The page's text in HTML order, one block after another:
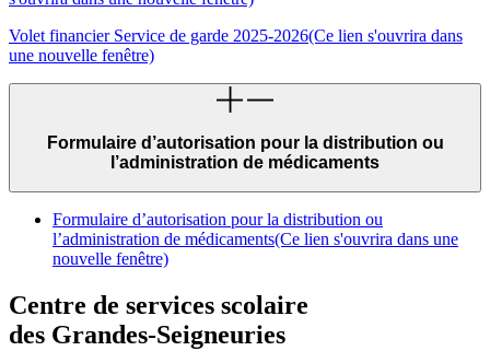
Volet financier Service de garde 2025-2026(Ce lien s'ouvrira dans
une nouvelle fenêtre)
Formulaire d’autorisation pour la distribution ou
l’administration de médicaments
Formulaire d’autorisation pour la distribution ou
l’administration de médicaments(Ce lien s'ouvrira dans une
nouvelle fenêtre)
Centre de services scolaire
des Grandes‑Seigneuries